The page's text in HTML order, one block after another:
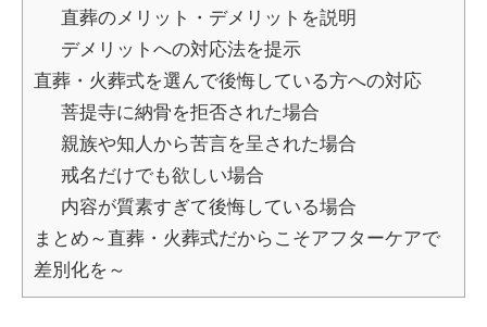
直葬のメリット・デメリットを説明
デメリットへの対応法を提示
直葬・火葬式を選んで後悔している方への対応
菩提寺に納骨を拒否された場合
親族や知人から苦言を呈された場合
戒名だけでも欲しい場合
内容が質素すぎて後悔している場合
まとめ～直葬・火葬式だからこそアフターケアで
差別化を～